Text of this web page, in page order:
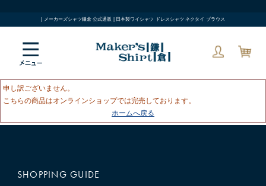
| メーカーズシャツ鎌倉 公式通販 | 日本製ワイシャツ ドレスシャツ ネクタイ ブラウス
申し訳ございません。
こちらの商品はオンラインショップでは完売しております。
ホームへ戻る
SHOPPING GUIDE